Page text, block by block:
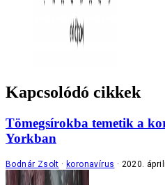
Kapcsolódó cikkek
Tömegsírokba temetik a
Yorkban
Bodnár Zsolt koronavírus 2020.